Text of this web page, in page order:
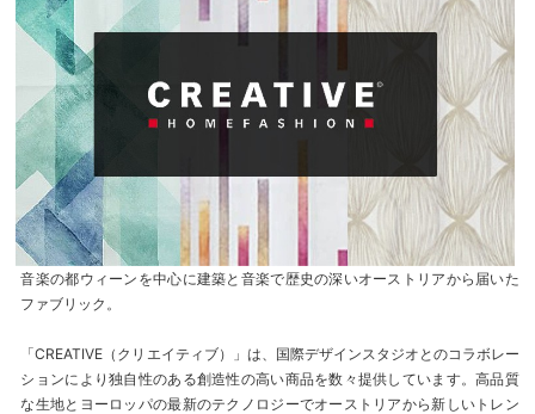
音楽の都ウィーンを中心に建築と音楽で歴史の深いオーストリアから届いた
ファブリック。
「CREATIVE（クリエイティブ）」は、国際デザインスタジオとのコラボレー
ションにより独自性のある創造性の高い商品を数々提供しています。高品質
な生地とヨーロッパの最新のテクノロジーでオーストリアから新しいトレン